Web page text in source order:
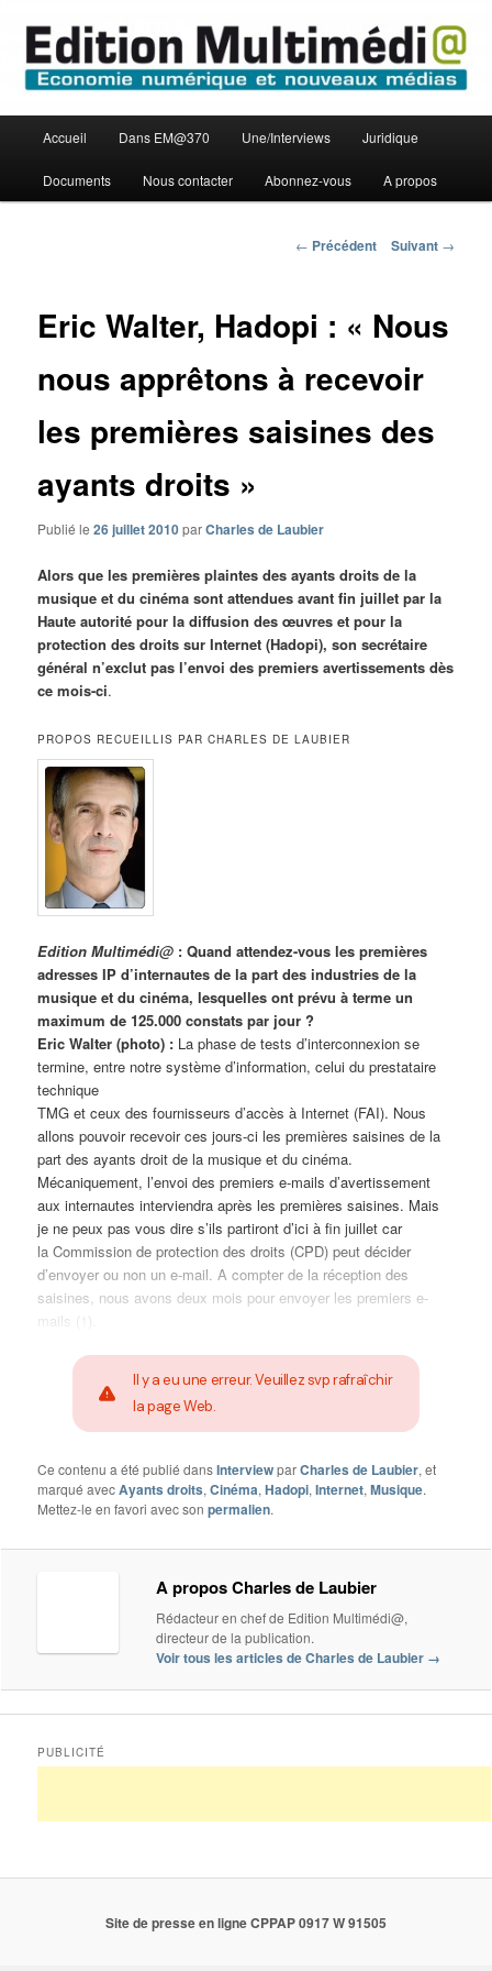
contenu
principalEdition Multimédi@
principal
Accueil Dans EM@370 Une/Interviews Juridique
Documents Nous contacter Abonnez-vous A propos
Navigation
← Précédent Suivant →
Eric Walter, Hadopi : « Nous
nous apprêtons à recevoir
les premières saisines des
ayants droits »
Publié le26 juillet 2010parCharles de Laubier
Alors que les premières plaintes des ayants droits de la
musique et du cinéma sont attendues avant fin juillet par la
Haute autorité pour la diffusion des œuvres et pour la
protection des droits sur Internet (Hadopi), son secrétaire
général n’exclut pas l’envoi des premiers avertissements dès
ce mois-ci.
PROPOS RECUEILLIS PAR CHARLES DE LAUBIER
Edition Multimédi@ : Quand attendez-vous les premières
adresses IP d’internautes de la part des industries de la
musique et du cinéma, lesquelles ont prévu à terme un
maximum de 125.000 constats par jour ?
Eric Walter (photo) : La phase de tests d’interconnexion se
termine, entre notre système d’information, celui du prestataire
technique
TMG et ceux des fournisseurs d’accès à Internet (FAI). Nous
allons pouvoir recevoir ces jours-ci les premières saisines de la
part des ayants droit de la musique et du cinéma.
Mécaniquement, l’envoi des premiers e-mails d’avertissement
aux internautes interviendra après les premières saisines. Mais
je ne peux pas vous dire s’ils partiront d’ici à fin juillet car
la Commission de protection des droits (CPD) peut décider
d’envoyer ou non un e-mail. A compter de la réception des
saisines, nous avons deux mois pour envoyer les premiers e-
mails (
).
Il y a eu une erreur. Veuillez svp rafraîchir
la page Web.
Ce contenu a été publié dansInterviewparCharles de Laubier, et
marqué avecAyants droits,Cinéma,Hadopi,Internet,Musique.
Mettez-le en favori avec sonpermalien.
A propos Charles de Laubier
Rédacteur en chef de Edition Multimédi@,
directeur de la publication.
Voir tous les articles de Charles de Laubier →
PUBLICITÉ
Site de presse en ligne CPPAP 0917 W 91505